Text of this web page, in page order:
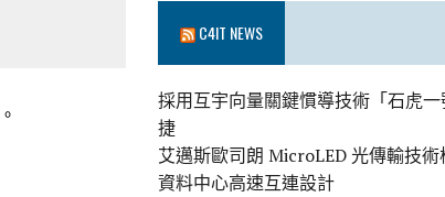
。
C4IT NEWS
採用互宇向量關鍵慣導技術「石虎
捷
艾邁斯歐司朗 MicroLED 光傳輸技
資料中心高速互連設計